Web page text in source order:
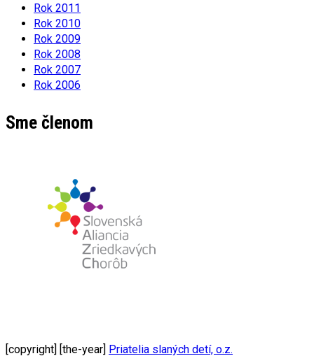
Rok 2011
Rok 2010
Rok 2009
Rok 2008
Rok 2007
Rok 2006
Sme členom
[copyright] [the-year] Priatelia slaných detí, o.z.